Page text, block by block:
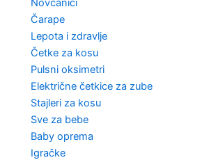
Novčanici
Čarape
Lepota i zdravlje
Četke za kosu
Pulsni oksimetri
Električne četkice za zube
Stajleri za kosu
Sve za bebe
Baby oprema
Igračke